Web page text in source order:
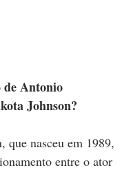
de Antonio
Johnson?
, que nasceu em 1989,
entre o ator